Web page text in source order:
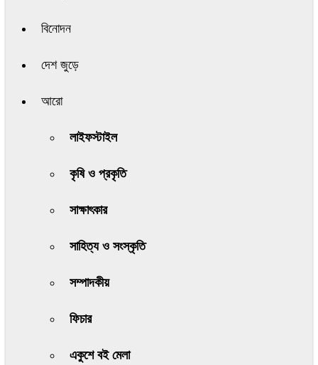
বিনোদন
দেশ জুড়ে
আরো
লাইফস্টাইল
কৃষি ও প্রকৃতি
সাক্ষাৎকার
সাহিত্য ও সংস্কৃতি
সম্পাদকীয়
ফিচার
একুশে বই মেলা